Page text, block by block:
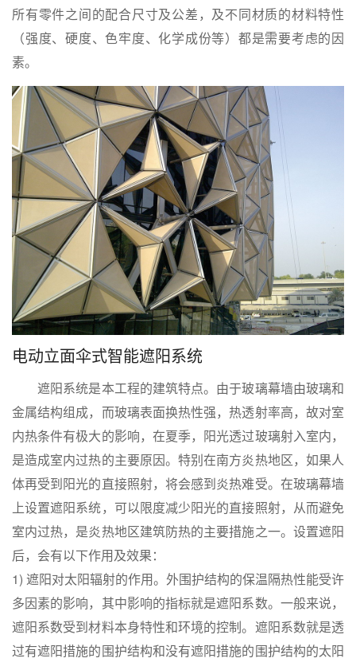
所有零件之间的配合尺寸及公差，及不同材质的材料特性
（强度、硬度、色牢度、化学成份等）都是需要考虑的因
素。
电动立面伞式智能遮阳系统
遮阳系统是本工程的建筑特点。由于玻璃幕墙由玻璃和
金属结构组成，而玻璃表面换热性强，热透射率高，故对室
内热条件有极大的影响，在夏季，阳光透过玻璃射入室内，
是造成室内过热的主要原因。特别在南方炎热地区，如果人
体再受到阳光的直接照射，将会感到炎热难受。在玻璃幕墙
上设置遮阳系统，可以限度减少阳光的直接照射，从而避免
室内过热，是炎热地区建筑防热的主要措施之一。设置遮阳
后，会有以下作用及效果：
1) 遮阳对太阳辐射的作用。外围护结构的保温隔热性能受许
多因素的影响，其中影响的指标就是遮阳系数。一般来说，
遮阳系数受到材料本身特性和环境的控制。遮阳系数就是透
过有遮阳措施的围护结构和没有遮阳措施的围护结构的太阳